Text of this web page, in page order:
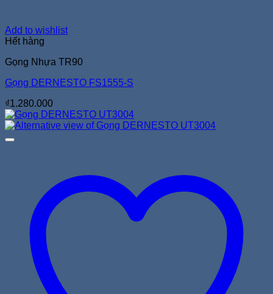
Add to wishlist
Hết hàng
Gọng Nhựa TR90
Gọng DERNESTO FS1555-S
₫1.280.000